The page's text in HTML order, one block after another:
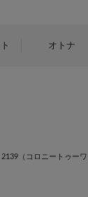
オトナ
（コロニートゥーワ